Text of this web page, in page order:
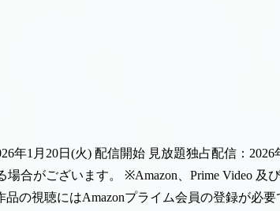
年1月20日(火) 配信開始 見放題独占配信：2026
合がございます。
※Amazon、Prime Video 及
品の視聴にはAmazonプライム会員の登録が必要